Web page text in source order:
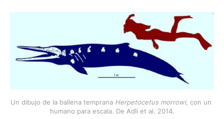
Un dibujo de la ballena temprana Herpetocetus morrowi, con un
humano para escala. De Adli et al. 2014.